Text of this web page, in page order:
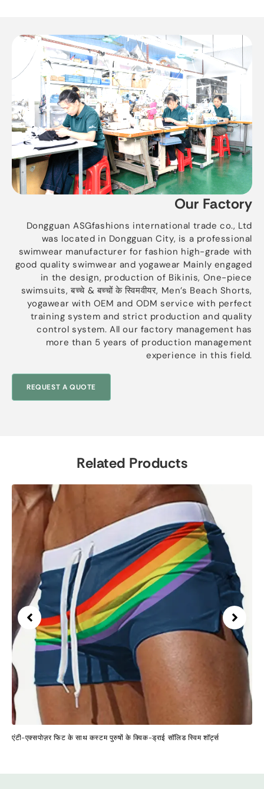
Our Factory
Dongguan ASGfashions international trade co., Ltd
was located in Dongguan City, is a professional
swimwear manufacturer for fashion high-grade with
good quality swimwear and yogawear Mainly engaged
in the design, production of Bikinis, One-piece
swimsuits, बच्चे & बच्चों के स्विमवीयर, Men’s Beach Shorts,
yogawear with OEM and ODM service with perfect
training system and strict production and quality
control system. All our factory management has
more than 5 years of production management
experience in this field.
REQUEST A QUOTE
Related Products
एंटी-एक्सपोज़र फिट के साथ कस्टम पुरुषों के क्विक-ड्राई सॉलिड स्विम शॉर्ट्स